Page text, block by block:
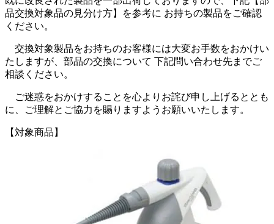
品交換対象品の見分け方】を参考に お持ちの製品をご確認
ください。
交換対象製品をお持ちのお客様には大変お手数をおかけい
たしますが、部品の交換について 下記問い合わせ先までご
相談ください。
ご迷惑をおかけすることを心よりお詫び申し上げるととも
に、ご理解とご協力を賜りますようお願いいたします。
【対象商品】